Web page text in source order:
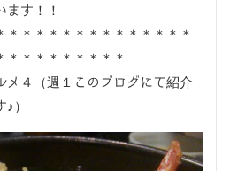
す！！
＊＊＊＊＊＊＊＊＊＊＊＊＊＊
＊＊＊＊＊＊＊＊＊
４（週１このブログにて紹介
）